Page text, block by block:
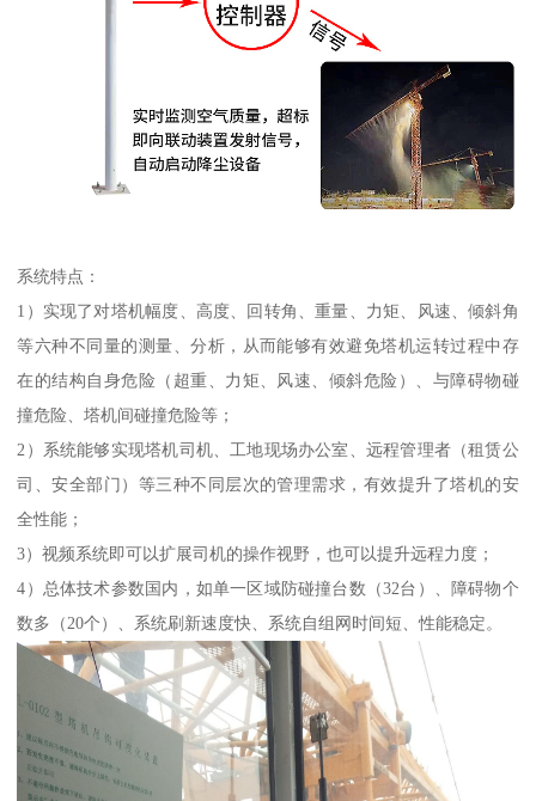
系统特点：
1）实现了对塔机幅度、高度、回转角、重量、力矩、风速、倾斜角
等六种不同量的测量、分析，从而能够有效避免塔机运转过程中存
在的结构自身危险（超重、力矩、风速、倾斜危险）、与障碍物碰
撞危险、塔机间碰撞危险等；
2）系统能够实现塔机司机、工地现场办公室、远程管理者（租赁公
司、安全部门）等三种不同层次的管理需求，有效提升了塔机的安
全性能；
3）视频系统即可以扩展司机的操作视野，也可以提升远程力度；
4）总体技术参数国内，如单一区域防碰撞台数（32台）、障碍物个
数多（20个）、系统刷新速度快、系统自组网时间短、性能稳定。